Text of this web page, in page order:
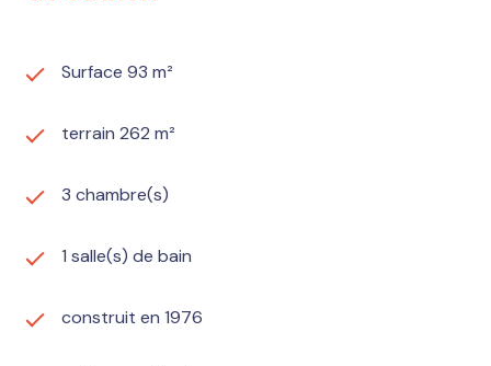
Surface 93 m²
terrain 262 m²
3 chambre(s)
1 salle(s) de bain
construit en 1976